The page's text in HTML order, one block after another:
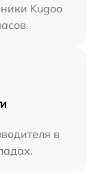
Kugoo
в